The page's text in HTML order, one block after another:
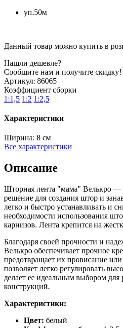
уп.50м
Данный товар можно купить в
Нашли дешевле?
Сообщите нам и получите скидку!
Артикул: 86065
Коэффициент сборки
1:1,5 1:2 1:2,5
Характеристики
Ширина: 8 см
Все характеристики
Описание
Шторная лента "мама" Велькро —
решение для создания штор и
легко и быстро устанавливать и
необходимости использования
карнизов. Лента крепится на
Благодаря своей прочности и
Велькро обеспечивает прочное
предотвращает их провисание
позволяет легко регулировать
делает ее идеальным выбором
конструкций.
Характеристики:
Цвет: белый